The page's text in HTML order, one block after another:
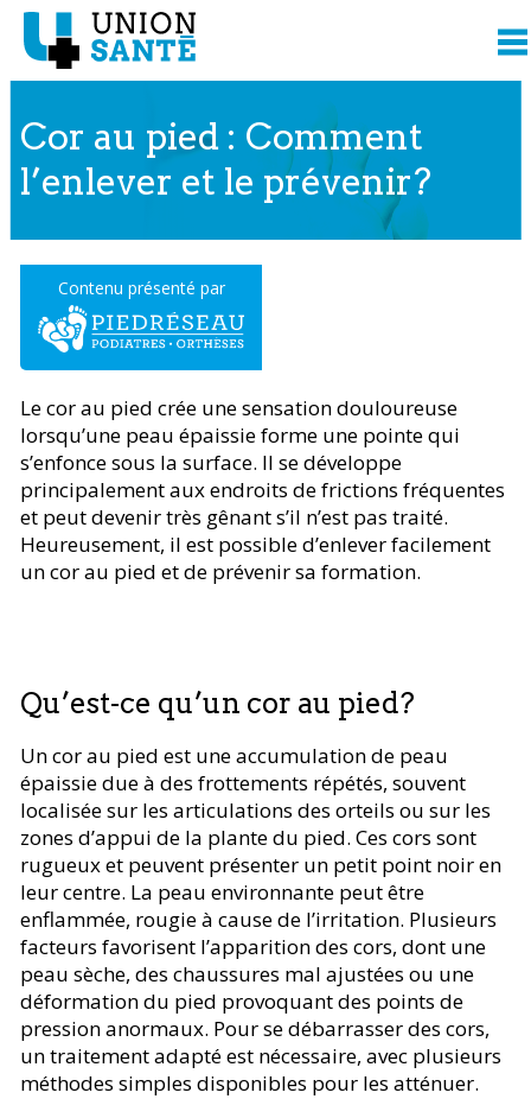
Cor au pied : Comment
l’enlever et le prévenir?
Contenu présenté par
Le cor au pied crée une sensation douloureuse
lorsqu’une peau épaissie forme une pointe qui
s’enfonce sous la surface. Il se développe
principalement aux endroits de frictions fréquentes
et peut devenir très gênant s’il n’est pas traité.
Heureusement, il est possible d’enlever facilement
un cor au pied et de prévenir sa formation.
Qu’est-ce qu’un cor au pied?
Un cor au pied est une accumulation de peau
épaissie due à des frottements répétés, souvent
localisée sur les articulations des orteils ou sur les
zones d’appui de la plante du pied. Ces cors sont
rugueux et peuvent présenter un petit point noir en
leur centre. La peau environnante peut être
enflammée, rougie à cause de l’irritation. Plusieurs
facteurs favorisent l’apparition des cors, dont une
peau sèche, des chaussures mal ajustées ou une
déformation du pied provoquant des points de
pression anormaux. Pour se débarrasser des cors,
un traitement adapté est nécessaire, avec plusieurs
méthodes simples disponibles pour les atténuer.